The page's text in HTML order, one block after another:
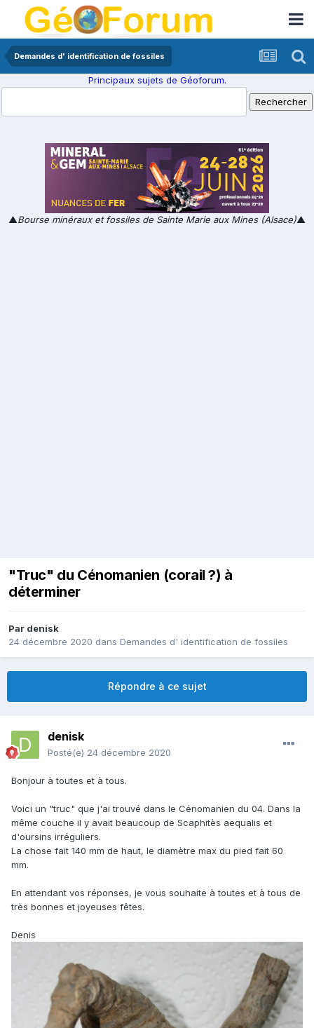
Demandes d' identification de fossiles
Principaux sujets de Géoforum.
▲Bourse minéraux et fossiles de Sainte Marie aux Mines (Alsace)▲
"Truc" du Cénomanien (corail ?) à
déterminer
Par denisk
24 décembre 2020 dans Demandes d' identification de fossiles
Répondre à ce sujet
denisk
Posté(e) 24 décembre 2020
Bonjour à toutes et à tous.
Voici un "truc" que j'ai trouvé dans le Cénomanien du 04. Dans la
même couche il y avait beaucoup de Scaphitès aequalis et
d'oursins irréguliers.
La chose fait 140 mm de haut, le diamètre max du pied fait 60
mm.
En attendant vos réponses, je vous souhaite à toutes et à tous de
très bonnes et joyeuses fêtes.
Denis